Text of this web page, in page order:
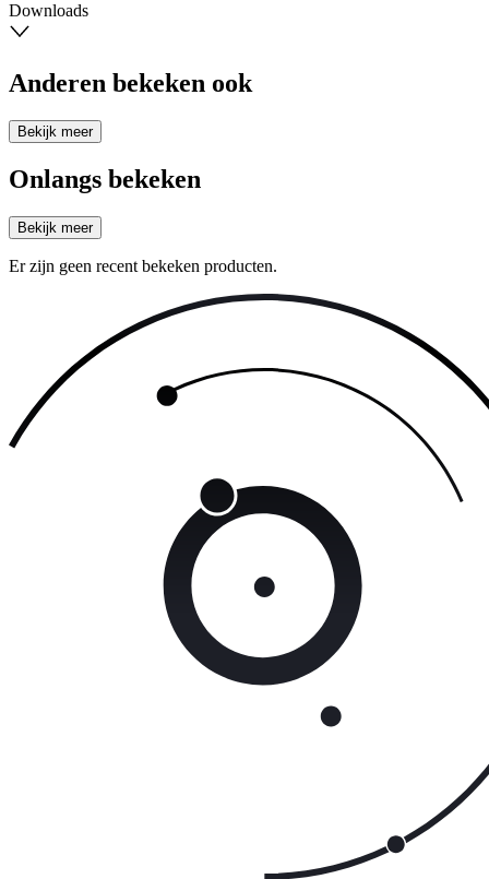
Downloads
Anderen bekeken ook
Bekijk meer
Onlangs bekeken
Bekijk meer
Er zijn geen recent bekeken producten.